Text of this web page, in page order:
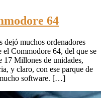
64
dejó muchos ordenadores
el Commodore 64, del que se
17 Millones de unidades,
y claro, con ese parque de
software. […]